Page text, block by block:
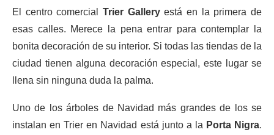
El centro comercial Trier Galleryestá en la primera de
esas calles. Merece la pena entrar para contemplar la
bonita decoración de su interior. Si todas las tiendas de la
ciudad tienen alguna decoración especial, este lugar se
llena sin ninguna duda la palma.
Uno de los árboles de Navidad más grandes de los se
instalan en Trier en Navidad está junto a la Porta Nigra.